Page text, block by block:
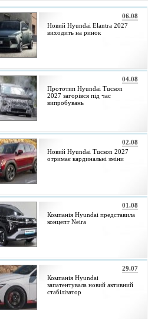
06.08
Новий Hyundai Elantra 2027
виходить на ринок
04.08
Прототип Hyundai Tucson
2027 загорівся під час
випробувань
02.08
Новий Hyundai Tucson 2027
отримає кардинальні зміни
01.08
Компанія Hyundai представила
концепт Neira
29.07
Компанія Hyundai
запатентувала новий активний
стабілізатор